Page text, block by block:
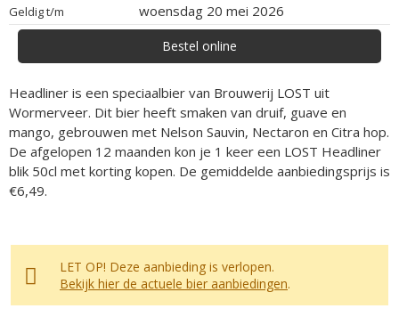
Geldig t/m woensdag 20 mei 2026
Bestel online
Headliner is een speciaalbier van Brouwerij LOST uit
Wormerveer. Dit bier heeft smaken van druif, guave en
mango, gebrouwen met Nelson Sauvin, Nectaron en Citra hop.
De afgelopen 12 maanden kon je 1 keer een LOST Headliner
blik 50cl met korting kopen. De gemiddelde aanbiedingsprijs is
€6,49.
LET OP! Deze aanbieding is verlopen.
Bekijk hier de actuele bier aanbiedingen.